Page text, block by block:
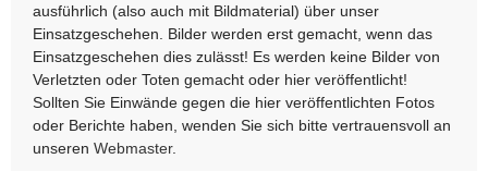
ausführlich (also auch mit Bildmaterial) über unser
Einsatzgeschehen. Bilder werden erst gemacht, wenn das
Einsatzgeschehen dies zulässt! Es werden keine Bilder von
Verletzten oder Toten gemacht oder hier veröffentlicht!
Sollten Sie Einwände gegen die hier veröffentlichten Fotos
oder Berichte haben, wenden Sie sich bitte vertrauensvoll an
unseren Webmaster.